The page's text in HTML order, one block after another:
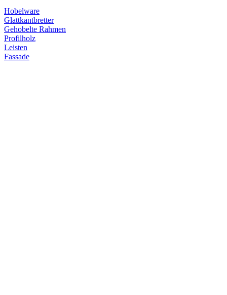
Hobelware
Glattkantbretter
Gehobelte Rahmen
Profilholz
Leisten
Fassade